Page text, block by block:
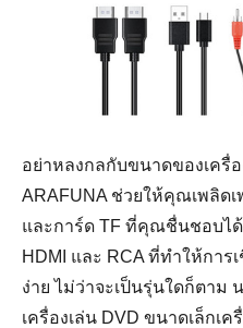
อย่าหลงกลกับขนาดของเครื่
ARAFUNA ช่วยให้คุณเพลิด
และการ์ด TF ที่คุณชื่นชอบได้
HDMI และ RCA ที่ทำให้กา
ง่าย ไม่ว่าจะเป็นรุ่นใดก็ตา
เครื่องเล่น DVD ขนาดเล็กเ